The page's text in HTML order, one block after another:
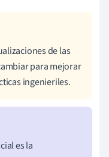
de las
para mejorar
ingenieriles.
es la